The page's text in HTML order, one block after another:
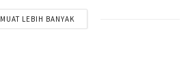
MUAT LEBIH BANYAK